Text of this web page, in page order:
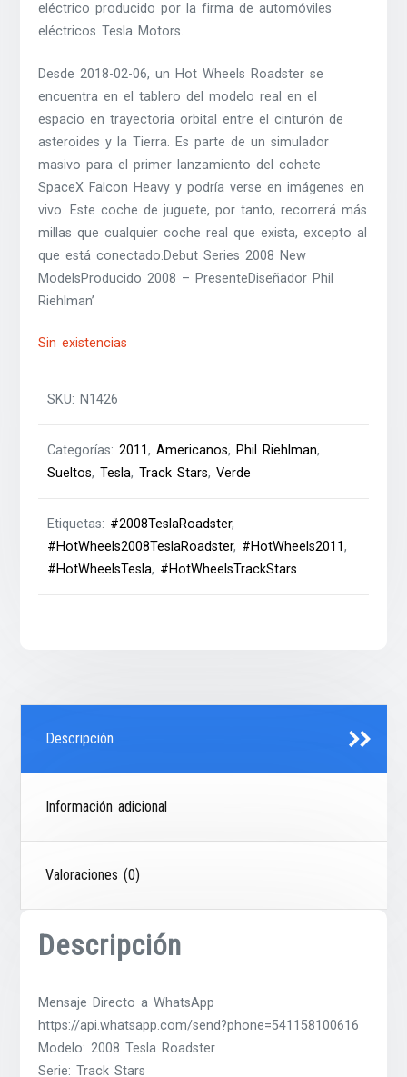
eléctrico producido por la firma de automóviles
eléctricos Tesla Motors.
Desde 2018-02-06, un Hot Wheels Roadster se
encuentra en el tablero del modelo real en el
espacio en trayectoria orbital entre el cinturón de
asteroides y la Tierra. Es parte de un simulador
masivo para el primer lanzamiento del cohete
SpaceX Falcon Heavy y podría verse en imágenes en
vivo. Este coche de juguete, por tanto, recorrerá más
millas que cualquier coche real que exista, excepto al
que está conectado.Debut Series 2008 New
ModelsProducido 2008 – PresenteDiseñador Phil
Riehlman’
Sin existencias
SKU: N1426
Categorías:2011,Americanos, Phil Riehlman,
Sueltos,Tesla,Track Stars,Verde
Etiquetas: #2008TeslaRoadster,
#HotWheels2008TeslaRoadster, #HotWheels2011,
#HotWheelsTesla, #HotWheelsTrackStars
Descripción
Información adicional
Valoraciones (0)
Descripción
Mensaje Directo a WhatsApp
https://api.whatsapp.com/send?phone=541158100616
Modelo: 2008 Tesla Roadster
Serie: Track Stars